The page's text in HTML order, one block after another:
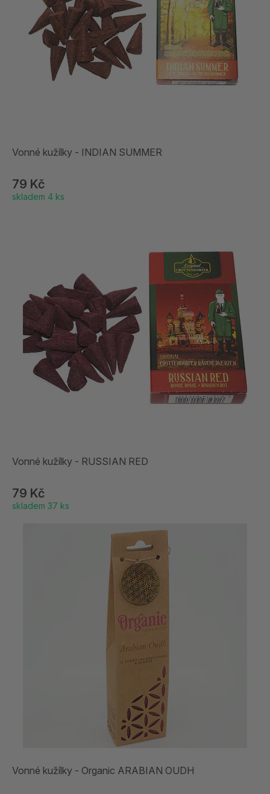
Vonné kužílky - INDIAN SUMMER
79 Kč
skladem 4 ks
Vonné kužílky - RUSSIAN RED
79 Kč
skladem 37 ks
Vonné kužílky - Organic ARABIAN OUDH